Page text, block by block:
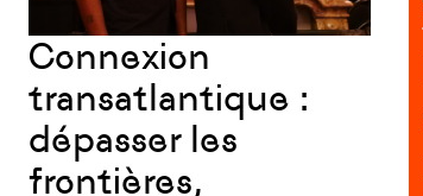
Connexion
transatlantique :
dépasser les
frontières,